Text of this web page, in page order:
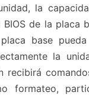
la
de la placa
base
la
recibirá
formateo,